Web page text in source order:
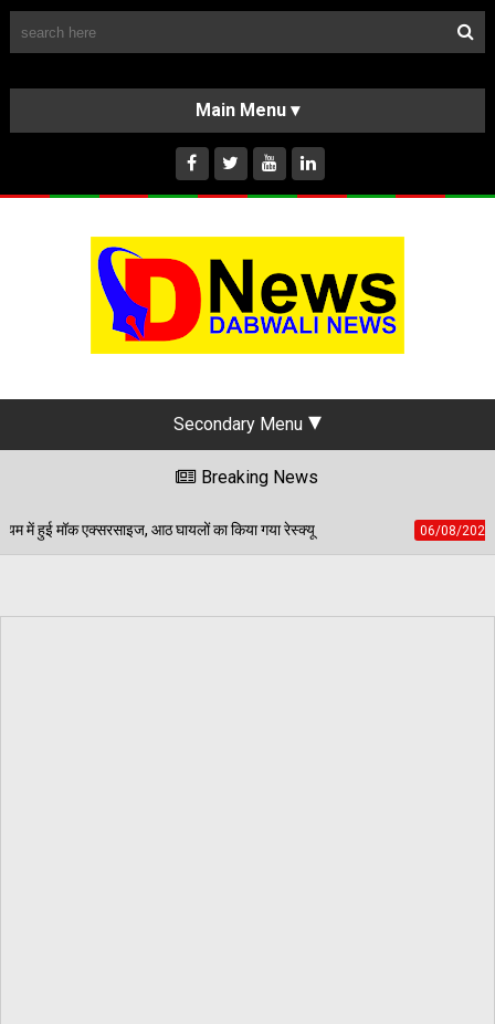
HOME
ABOUT US
INSTAGRAM
Secondary Menu
Breaking News
का किया गया रेस्क्यू 06/08/2026 पेड़ जन्म से मरण तक निभाते हैं